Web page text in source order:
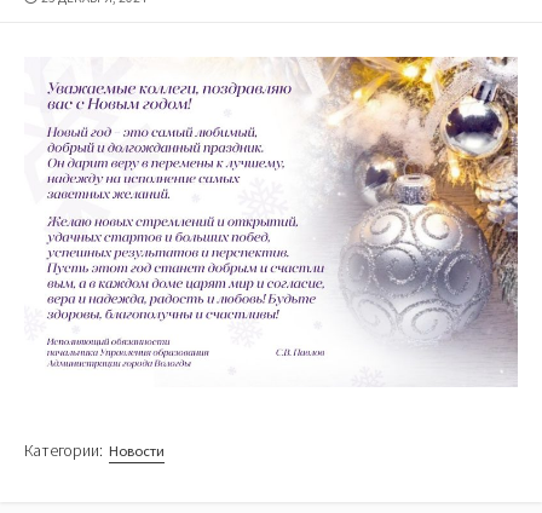
Категории: Новости